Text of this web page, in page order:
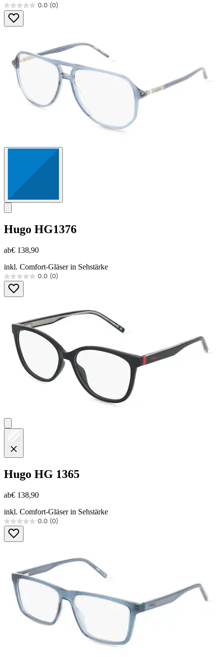
0.0 (0)
0.0
von
5
Hugo HG1376
ab€ 138,90
inkl. Comfort-Gläser in Sehstärke
0.0 (0)
0.0
von
5
Hugo HG 1365
ab€ 138,90
inkl. Comfort-Gläser in Sehstärke
0.0 (0)
0.0
von
5